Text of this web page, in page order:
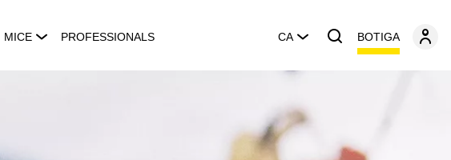
MICE PROFESSIONALS CA BOTIGA